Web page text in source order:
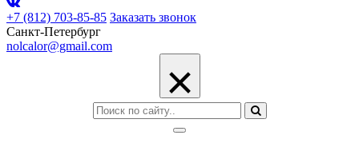
+7 (812) 703-85-85 Заказать звонок
Санкт-Петербург
nolcalor@gmail.com
×